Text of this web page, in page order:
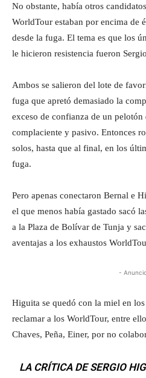
No obstante, había otros
WorldTour estaban por encima de
desde la fuga. El tema es que los
le hicieron resistencia fueron
Ambos se salieron del lote de
fuga que apretó demasiado la
exceso de confianza de un
complaciente y pasivo. Entonces
solos, hasta que al final, en los
fuga.
Pero apenas conectaron Bernal e
el que menos había gastado sacó
a la Plaza de Bolívar de Tunja y
aventajas a los exhaustos
-
Higuita se quedó con la miel en
reclamar a los WorldTour, entre
Chaves, Peña, Einer, por no
LA CRÍTICA DE SERGIO